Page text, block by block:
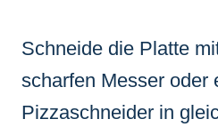
Schneide die Platte
scharfen Messer oder
Pizzaschneider in